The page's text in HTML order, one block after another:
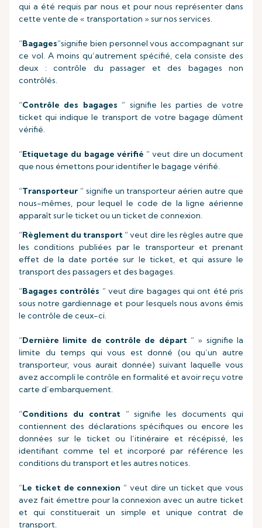
qui a été requis par nous et pour nous représenter dans
cette vente de « transportation » sur nos services.
“Bagages”signifie bien personnel vous accompagnant sur
ce vol. A moins qu’autrement spécifié, cela consiste des
deux : contrôle du passager et des bagages non
contrôlés.
“Contrôle des bagages ” signifie les parties de votre
ticket qui indique le transport de votre bagage dûment
vérifié.
“Etiquetage du bagage vérifié ” veut dire un document
que nous émettons pour identifier le bagage vérifié.
“Transporteur ” signifie un transporteur aérien autre que
nous-mêmes, pour lequel le code de la ligne aérienne
apparaît sur le ticket ou un ticket de connexion.
“Règlement du transport ” veut dire les règles autre que
les conditions publiées par le transporteur et prenant
effet de la date portée sur le ticket, et qui assure le
transport des passagers et des bagages.
“Bagages contrôlés ” veut dire bagages qui ont été pris
sous notre gardiennage et pour lesquels nous avons émis
le contrôle de ceux-ci.
“Dernière limite de contrôle de départ” » signifie la
limite du temps qui vous est donné (ou qu’un autre
transporteur, vous aurait donnée) suivant laquelle vous
avez accompli le contrôle en formalité et avoir reçu votre
carte d’embarquement.
“Conditions du contrat” signifie les documents qui
contiennent des déclarations spécifiques ou encore les
données sur le ticket ou l’itinéraire et récépissé, les
identifiant comme tel et incorporé par référence les
conditions du transport et les autres notices.
“Le ticket de connexion ” veut dire un ticket que vous
avez fait émettre pour la connexion avec un autre ticket
et qui constituerait un simple et unique contrat de
transport.